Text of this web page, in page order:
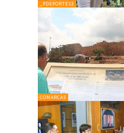
_PDEPORTES3
COMARCAS